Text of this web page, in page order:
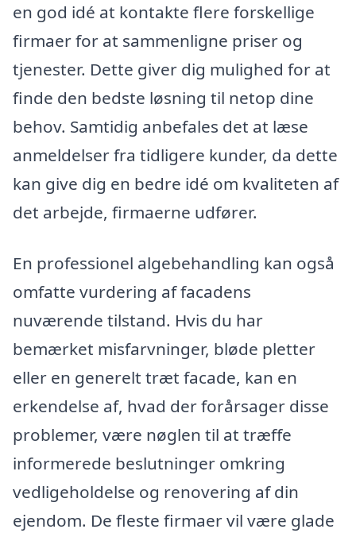
en god idé at kontakte flere forskellige
firmaer for at sammenligne priser og
tjenester. Dette giver dig mulighed for at
finde den bedste løsning til netop dine
behov. Samtidig anbefales det at læse
anmeldelser fra tidligere kunder, da dette
kan give dig en bedre idé om kvaliteten af
det arbejde, firmaerne udfører.
En professionel algebehandling kan også
omfatte vurdering af facadens
nuværende tilstand. Hvis du har
bemærket misfarvninger, bløde pletter
eller en generelt træt facade, kan en
erkendelse af, hvad der forårsager disse
problemer, være nøglen til at træffe
informerede beslutninger omkring
vedligeholdelse og renovering af din
ejendom. De fleste firmaer vil være glade